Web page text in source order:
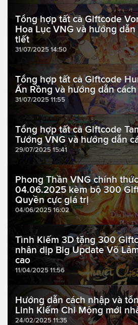
Tổng hợp tất cả Giftcode
Hoa Lục VNG và hướng
tiết
31/07/2025 14:50
Tổng hợp tất cả Giftcode
Ấn Rồng và hướng dẫn
31/07/2025 11:55
Tổng hợp tất cả Giftcode
Tướng VNG và hướng dẫn
29/07/2025 15:41
Phong Thần VNG chính
04.06.2025 kèm bộ 300
Quyền cực giá trị
04/06/2025 16:02
Tình Kiếm 3D tặng 300
nhân dịp Big Update Võ
cao
11/04/2025 11:56
Hướng dẫn cách nhập và
Linh Kiếm Chi Mộng mới
24/02/2025 11:35